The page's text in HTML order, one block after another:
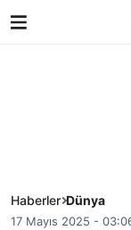
Haberler Dünya
17 Mayıs 2025 -